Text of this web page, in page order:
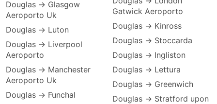
Douglas → Glasgow
Aeroporto Uk
Douglas → Luton
Douglas → Liverpool
Aeroporto
Douglas → Manchester
Aeroporto Uk
Douglas → Funchal
Gatwick Aeroporto
Douglas → Kinross
Douglas → Stoccarda
Douglas → Ingliston
Douglas → Lettura
Douglas → Greenwich
Douglas → Stratford upon